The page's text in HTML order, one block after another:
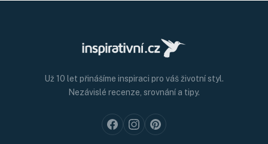
Už 10 let přinášíme inspiraci pro váš životní styl.
Nezávislé recenze, srovnání a tipy.